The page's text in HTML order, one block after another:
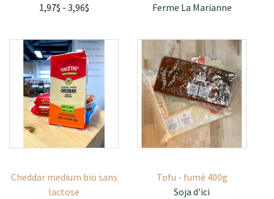
1,97$ - 3,96$
Ferme La Marianne
Cheddar medium bio sans
lactose
Tofu - fumé 400g
Soja d'ici